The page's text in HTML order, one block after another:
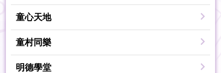
童心天地
童村同樂
明德學堂